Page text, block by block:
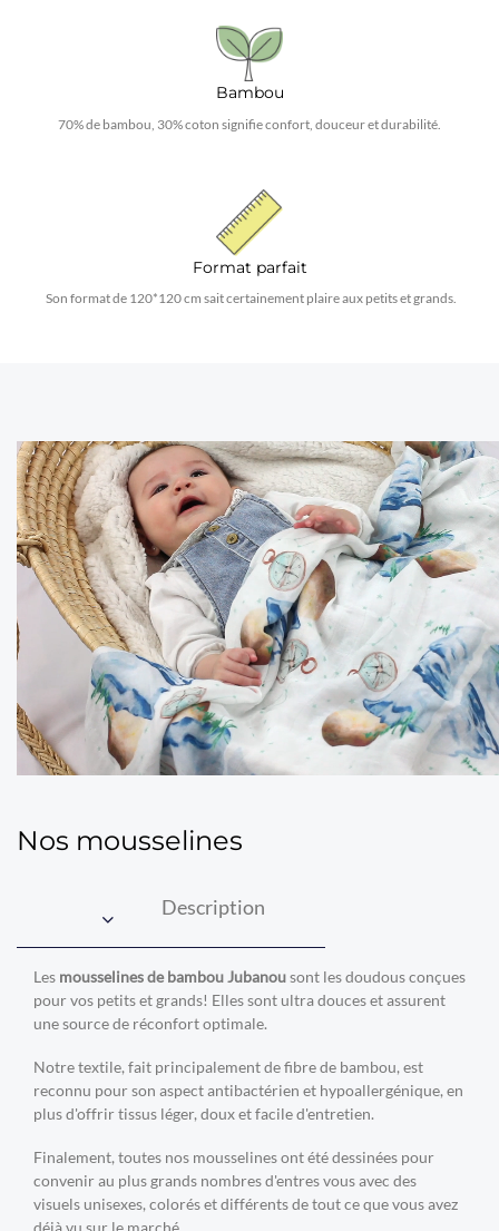
Bambou
70% de bambou, 30% coton signifie confort, douceur et durabilité.
Format parfait
Son format de 120*120 cm sait certainement plaire aux petits et grands.
Les mousselines Jubanou
Nos mousselines
Description
Les mousselines de bambou Jubanousont les doudous conçues
pour vos petits et grands! Elles sont ultra douces et assurent
une source de réconfort optimale.
Notre textile, fait principalement de fibre de bambou, est
reconnu pour son aspect antibactérien et hypoallergénique, en
plus d'offrir tissus léger, doux et facile d'entretien.
Finalement, toutes nos mousselines ont été dessinées pour
convenir au plus grands nombres d'entres vous avec des
visuels unisexes, colorés et différents de tout ce que vous avez
déjà vu sur le marché.